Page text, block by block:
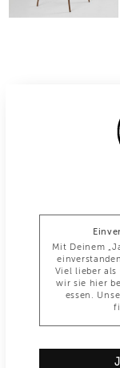
Mit Deinem
Viel lieber als
wir sie hier
essen.